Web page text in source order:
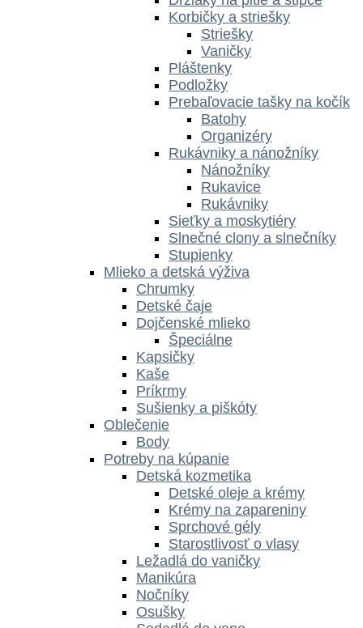
Korbičky a striešky
Striešky
Vaničky
Pláštenky
Podložky
Prebaľovacie tašky na kočík
Batohy
Organizéry
Rukávniky a nánožníky
Nánožníky
Rukavice
Rukávniky
Sieťky a moskytiéry
Slnečné clony a slnečníky
Stupienky
Mlieko a detská výživa
Chrumky
Detské čaje
Dojčenské mlieko
Špeciálne
Kapsičky
Kaše
Príkrmy
Sušienky a piškóty
Oblečenie
Body
Potreby na kúpanie
Detská kozmetika
Detské oleje a krémy
Krémy na zapareniny
Sprchové gély
Starostlivosť o vlasy
Ležadlá do vaničky
Manikúra
Nočníky
Osušky